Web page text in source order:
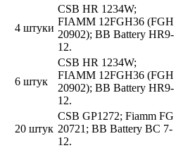
4 штуки
CSB HR 1234W;
FIAMM 12FGH36 (FGH
20902); BB Battery HR9-
12.
6 штук
CSB HR 1234W;
FIAMM 12FGH36 (FGH
20902); BB Battery HR9-
12.
20 штук
CSB GP1272; Fiamm FG
20721; BB Battery BC 7-
12.